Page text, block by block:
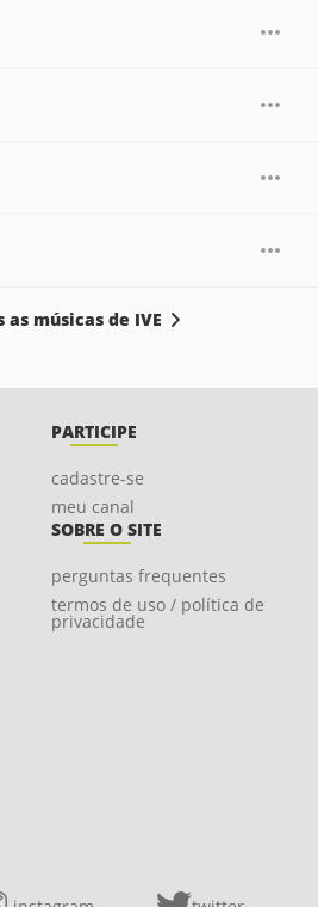
músicas de IVE
PARTICIPE
cadastre-se
meu canal
SOBRE O SITE
perguntas frequentes
termos de uso / política de
privacidade